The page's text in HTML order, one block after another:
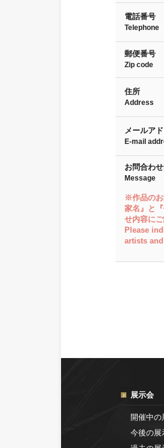
電話番号
Telephone
郵便番号
Zip code
住所
Address
メールア
E-mail
お問合わ
Message
※作品のお
家名』と
せ内容にご
Please
artists
展示会
開催中の
今後の展